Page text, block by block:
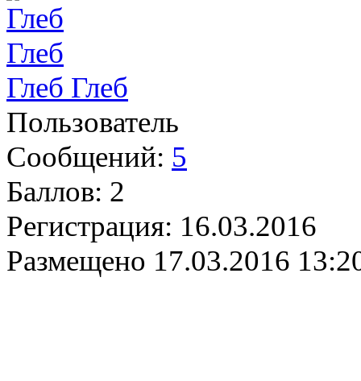
Глеб Глеб
Пользователь
Сообщений: 5
Баллов: 2
Регистрация: 16.03.2016
Размещено 17.03.2016